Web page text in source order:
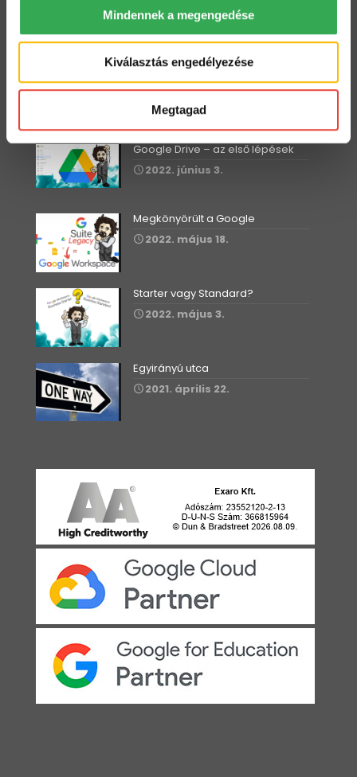
Mindennek a megengedése
Kiválasztás engedélyezése
Megtagad
Workspace Blog
Google Workspace vs. MS365 –
2025
2026. január 5.
Google Drive – az első lépések
2022. június 3.
Megkönyörült a Google
2022. május 18.
Starter vagy Standard?
2022. május 3.
Egyirányú utca
2021. április 22.